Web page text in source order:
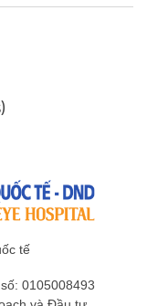
tế
0105008493